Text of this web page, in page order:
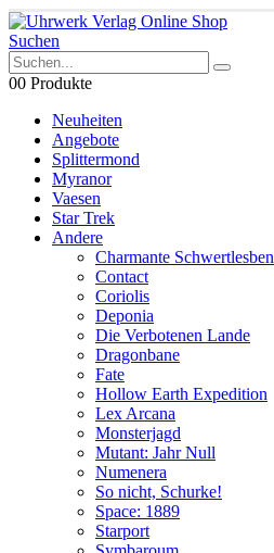
Suchen
00 Produkte
Neuheiten
Angebote
Splittermond
Myranor
Vaesen
Star Trek
Andere
Charmante Schwertlesben
Contact
Coriolis
Deponia
Die Verbotenen Lande
Dragonbane
Fate
Hollow Earth Expedition
Lex Arcana
Monsterjagd
Mutant: Jahr Null
Numenera
So nicht, Schurke!
Space: 1889
Starport